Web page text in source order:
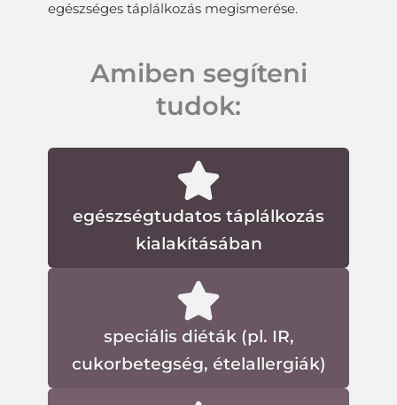
egészséges táplálkozás megismerése.
Amiben segíteni
tudok:
egészségtudatos táplálkozás
kialakításában
speciális diéták (pl. IR,
cukorbetegség, ételallergiák)